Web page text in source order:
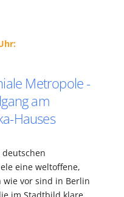
Metropole -
am
Hauses
eine weltoffene,
wie vor sind in Berlin